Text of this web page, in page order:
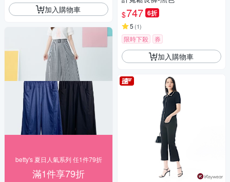
加入購物車
betty's 夏日人氣系列 任1件79折
滿1件享79折
$747 6折
5 (1)
限時下殺 券
加入購物車